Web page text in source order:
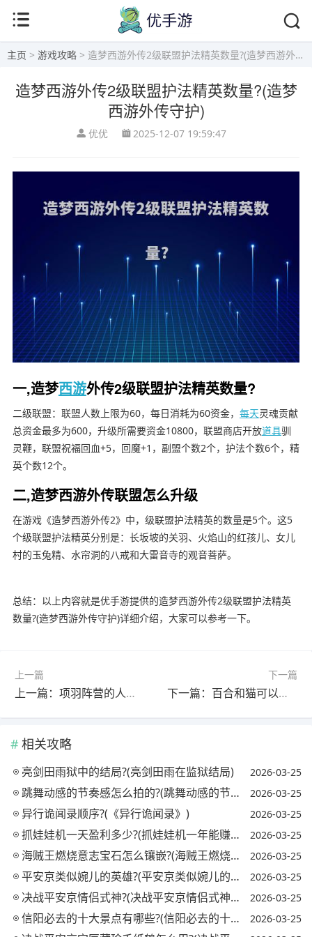
主页 > 游戏攻略 > 造梦西游外传2级联盟护法精英数量?(造梦西游外传守护)
造梦西游外传2级联盟护法精英数量?(造梦
西游外传守护)
优优 2025-12-07 19:59:47
一,造梦西游外传2级联盟护法精英数量?
二级联盟：联盟人数上限为60，每日消耗为60资金， 每天灵魂贡献
总资金最多为600，升级所需要资金10800，联盟商店开放道具驯
灵鞭，联盟祝福回血+5，回魔+1，副盟个数2个，护法个数6个，精
英个数12个。
二,造梦西游外传联盟怎么升级
在游戏《造梦西游外传2》中，级联盟护法精英的数量是5个。这5
个级联盟护法精英分别是：长坂坡的关羽、火焰山的红孩儿、女儿
村的玉兔精、水帘洞的八戒和大雷音寺的观音菩萨。
总结：以上内容就是优手游提供的造梦西游外传2级联盟护法精英
数量?(造梦西游外传守护)详细介绍，大家可以参考一下。
上一篇
上一篇：项羽阵营的人有谁?(项羽阵营有哪些人)
下一篇
下一篇：百合和猫可以一起养吗?(猫咪只是闻到百合花香会怎样)
相关攻略
亮剑田雨狱中的结局?(亮剑田雨在监狱结局) 2026-03-25
跳舞动感的节奏感怎么拍的?(跳舞动感的节奏感怎么拍的视频) 2026-03-25
异行诡闻录顺序?(《异行诡闻录》) 2026-03-25
抓娃娃机一天盈利多少?(抓娃娃机一年能赚多少钱) 2026-03-25
海贼王燃烧意志宝石怎么镶嵌?(海贼王燃烧意志宝石镶嵌攻略) 2026-03-25
平安京类似婉儿的英雄?(平安京类似婉儿的英雄名字) 2026-03-25
决战平安京情侣式神?(决战平安京情侣式神怎么获得) 2026-03-25
信阳必去的十大景点有哪些?(信阳必去的十大景点有哪些地方) 2026-03-25